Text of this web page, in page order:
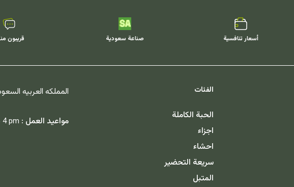
أسعار تنافسية صناعة سعودية قريبون
الفئات
الحبة الكاملة
اجزاء
احشاء
سريعة التحضير
المتبل
المملكه العربيه
مواعيد العمل : pm